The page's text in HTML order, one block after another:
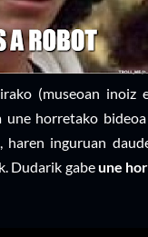
(museoan inoiz
horretako
inguruan
Dudarik gabeune